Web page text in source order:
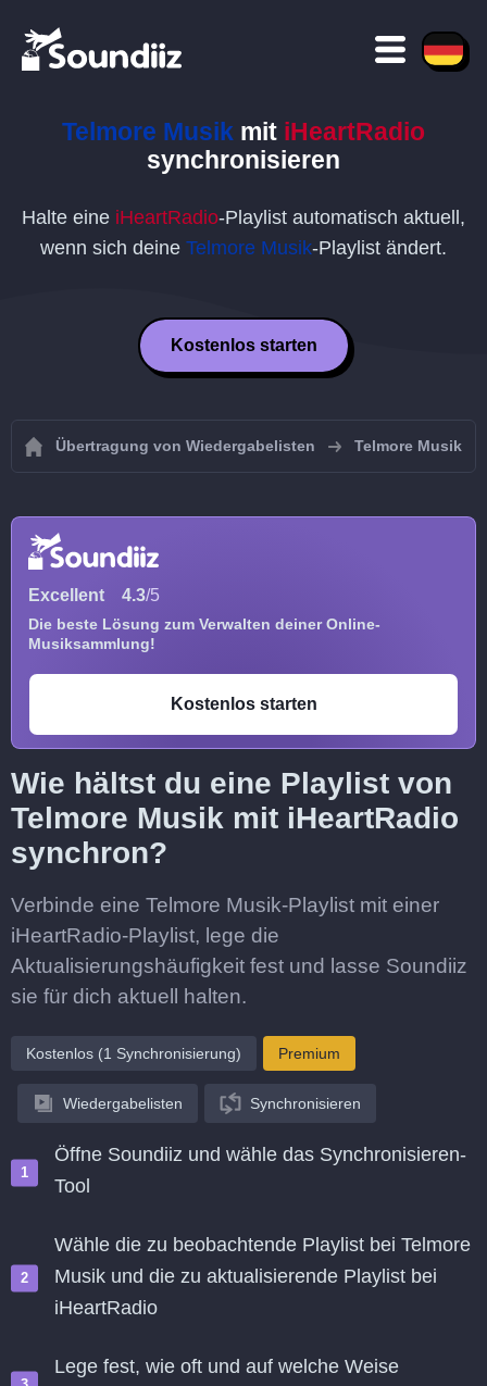
Telmore Musik mit iHeartRadio
synchronisieren
Halte eine iHeartRadio-Playlist automatisch aktuell,
wenn sich deine Telmore Musik-Playlist ändert.
Kostenlos starten
Übertragung von Wiedergabelisten Telmore Musik
Excellent 4.3/5
Die beste Lösung zum Verwalten deiner Online-
Musiksammlung!
Kostenlos starten
Wie hältst du eine Playlist von
Telmore Musik mit iHeartRadio
synchron?
Verbinde eine Telmore Musik-Playlist mit einer
iHeartRadio-Playlist, lege die
Aktualisierungshäufigkeit fest und lasse Soundiiz
sie für dich aktuell halten.
Kostenlos (1 Synchronisierung) Premium
Wiedergabelisten Synchronisieren
Öffne Soundiiz und wähle das Synchronisieren-
Tool
Wähle die zu beobachtende Playlist bei Telmore
Musik und die zu aktualisierende Playlist bei
iHeartRadio
Lege fest, wie oft und auf welche Weise